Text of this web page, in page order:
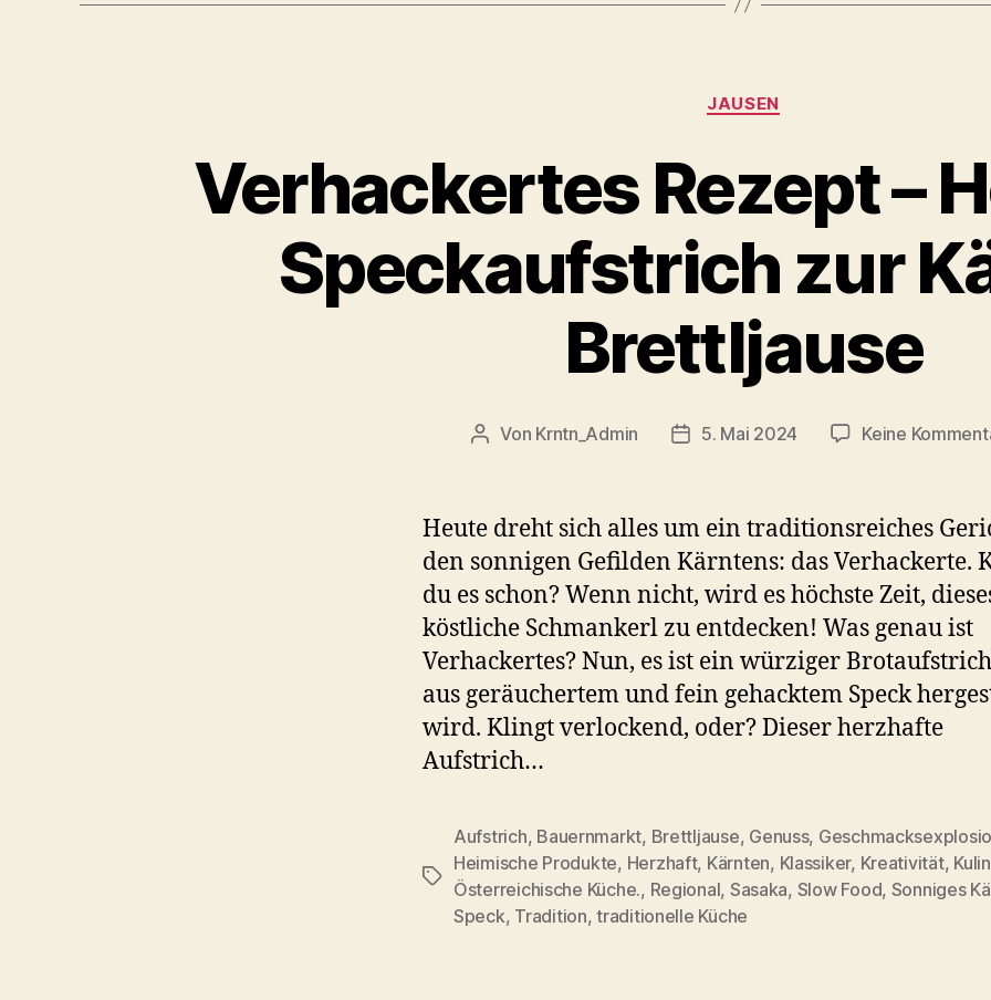
Kategorien
JAUSEN
Verhackertes Rezept –
Speckaufstrich zur
Brettljause
Beitragsautor
Von Krntn_Admin Veröffentlichungsdatum
5. Mai 2024 Keine
Heute dreht sich alles um ein traditionsreiches
den sonnigen Gefilden Kärntens: das Verhackerte.
du es schon? Wenn nicht, wird es höchste Zeit,
köstliche Schmankerl zu entdecken! Was genau ist
Verhackertes? Nun, es ist ein würziger
aus geräuchertem und fein gehacktem Speck
wird. Klingt verlockend, oder? Dieser herzhafte
Aufstrich…
Schlagwörter
Aufstrich, Bauernmarkt, Brettljause, Genuss,
Heimische Produkte, Herzhaft, Kärnten, Klassiker, Kreativität,
Österreichische Küche., Regional, Sasaka, Slow Food, Sonniges
Speck, Tradition,traditionelle Küche